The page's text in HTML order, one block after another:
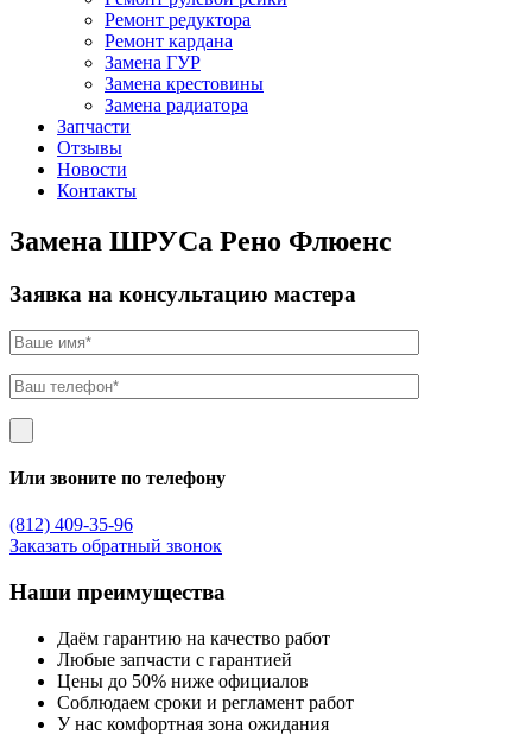
Ремонт редуктора
Ремонт кардана
Замена ГУР
Замена крестовины
Замена радиатора
Запчасти
Отзывы
Новости
Контакты
Замена ШРУСа Рено Флюенс
Заявка на консультацию мастера
Или звоните по телефону
(812) 409-35-96
Заказать обратный звонок
Наши преимущества
Даём гарантию на качество работ
Любые запчасти с гарантией
Цены до 50% ниже официалов
Соблюдаем сроки и регламент работ
У нас комфортная зона ожидания